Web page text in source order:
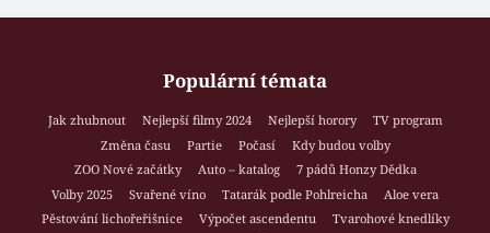
Populární témata
Jak zhubnout Nejlepší filmy 2024 Nejlepší horory
TV program
Změna času
Partie Počasí
Kdy budou volby
ZOO Nové začátky
Auto – katalog
7 pádů Honzy Dědka
Volby 2025
Svařené víno Tatarák podle Pohlreicha
Aloe vera
Pěstování lichořeřišnice
Výpočet ascendentu
Tvarohové knedlíky